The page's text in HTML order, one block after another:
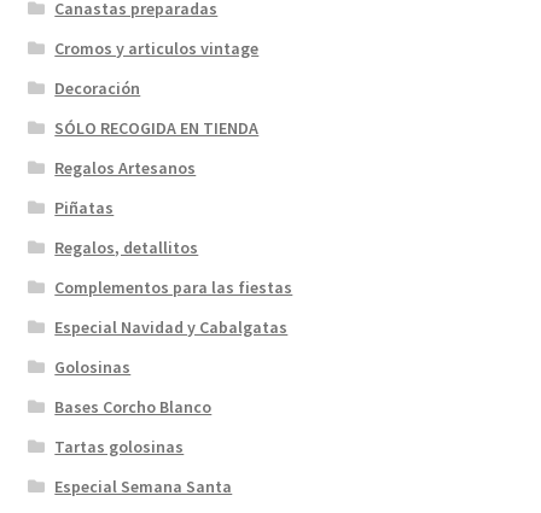
Canastas preparadas
Cromos y articulos vintage
Decoración
SÓLO RECOGIDA EN TIENDA
Regalos Artesanos
Piñatas
Regalos, detallitos
Complementos para las fiestas
Especial Navidad y Cabalgatas
Golosinas
Bases Corcho Blanco
Tartas golosinas
Especial Semana Santa